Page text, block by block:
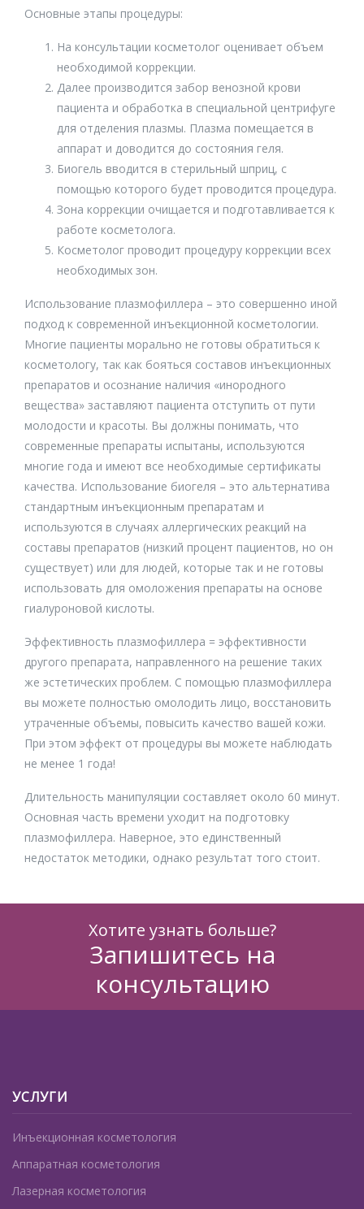
Инъекционное омоложение интимной зоны
Коррекция малых и больших половых губ
инъекционно
Криолиполиз
Кавитация «Lipotouch»
Субдермальная система Cellutec
Контуринг тела Emslim
V8 (Rf+UK - лазер)
Лазерный липолиз холодный красным лазером
Прессотерапия
Лимфодренажный массаж тела
Восточная коррекция фигуры
Акупунктурная коррекция фигуры по китайской
методике
сужение влагалища, отбеливание интимной зоны, PRP
Основные этапы процедуры:
На консультации косметолог оценивает объем
необходимой коррекции.
Далее производится забор венозной крови
пациента и обработка в специальной центрифуге
для отделения плазмы. Плазма помещается в
аппарат и доводится до состояния геля.
Биогель вводится в стерильный шприц, с
помощью которого будет проводится процедура.
Зона коррекции очищается и подготавливается к
работе косметолога.
Косметолог проводит процедуру коррекции всех
необходимых зон.
Использование плазмофиллера – это совершенно иной
подход к современной инъекционной косметологии.
Многие пациенты морально не готовы обратиться к
косметологу, так как бояться составов инъекционных
препаратов и осознание наличия «инородного
вещества» заставляют пациента отступить от пути
молодости и красоты. Вы должны понимать, что
современные препараты испытаны, используются
многие года и имеют все необходимые сертификаты
качества. Использование биогеля – это альтернатива
стандартным инъекционным препаратам и
используются в случаях аллергических реакций на
составы препаратов (низкий процент пациентов, но он
существует) или для людей, которые так и не готовы
использовать для омоложения препараты на основе
гиалуроновой кислоты.
Эффективность плазмофиллера = эффективности
другого препарата, направленного на решение таких
же эстетических проблем. С помощью плазмофиллера
вы можете полностью омолодить лицо, восстановить
утраченные объемы, повысить качество вашей кожи.
При этом эффект от процедуры вы можете наблюдать
не менее 1 года!
Длительность манипуляции составляет около 60 минут.
Основная часть времени уходит на подготовку
плазмофиллера. Наверное, это единственный
недостаток методики, однако результат того стоит.
Хотите узнать больше?
Запишитесь на
консультацию
УСЛУГИ
Инъекционная косметология
Аппаратная косметология
Лазерная косметология